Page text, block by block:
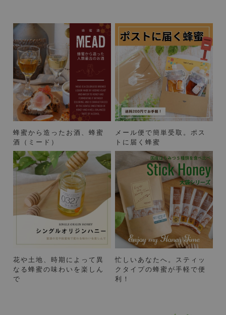
蜂蜜から造ったお酒、蜂蜜
酒（ミード）
メール便で簡単受取。ポス
トに届く蜂蜜
花や土地、時期によって異
なる蜂蜜の味わいを楽しん
で
忙しいあなたへ。スティッ
クタイプの蜂蜜が手軽で便
利！